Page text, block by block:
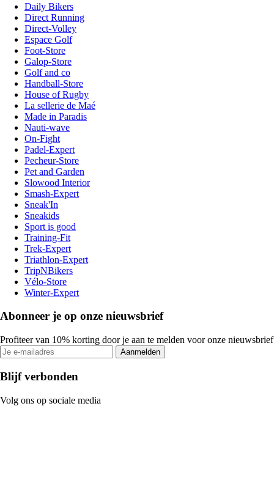
Daily Bikers
Direct Running
Direct-Volley
Espace Golf
Foot-Store
Galop-Store
Golf and co
Handball-Store
House of Rugby
La sellerie de Maé
Made in Paradis
Nauti-wave
On-Fight
Padel-Expert
Pecheur-Store
Pet and Garden
Slowood Interior
Smash-Expert
Sneak'In
Sneakids
Sport is good
Training-Fit
Trek-Expert
Triathlon-Expert
TripNBikers
Vélo-Store
Winter-Expert
Abonneer je op onze nieuwsbrief
Profiteer van 10% korting door je aan te melden voor onze nieuwsbrief
Aanmelden
Blijf verbonden
Volg ons op sociale media